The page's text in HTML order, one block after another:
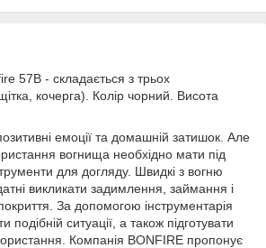
57B - складається з трьох
кочерга). Колір чорний. Висота
емоції та домашній затишок. Але
вогнища необхідно мати під
для догляду. Швидкі з вогню
викликати задимлення, займання і
За допомогою інструментарія
подібній ситуації, а також підготувати
Компанія BONFIRE пропонує